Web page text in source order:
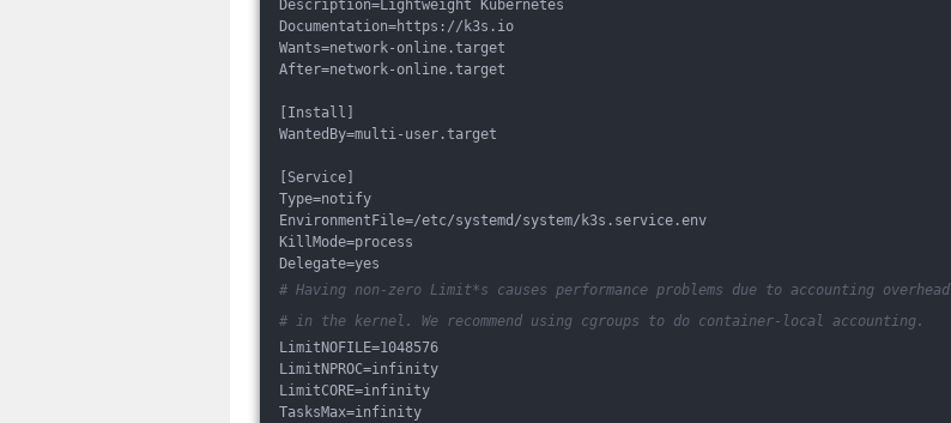
Description=Lightweight Kubernetes
Documentation=https://k3s.io
Wants=network-online.target
After=network-online.target
[Install]
WantedBy=multi-user.target
[Service]
Type=notify
EnvironmentFile=/etc/systemd/system/k3s.service.env
KillMode=process
Delegate=yes
# Having non-zero Limit*s causes performance problems due to accounting overhead
# in the kernel. We recommend using cgroups to do container-local accounting.
LimitNOFILE=1048576
LimitNPROC=infinity
LimitCORE=infinity
TasksMax=infinity